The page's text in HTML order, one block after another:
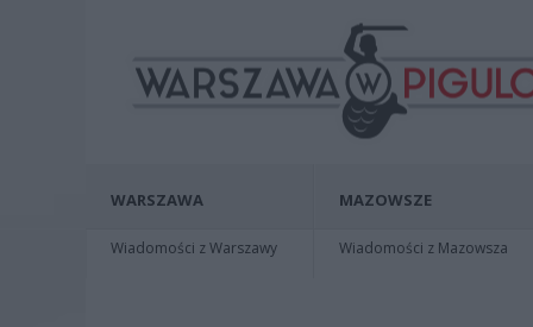
WARSZAWA
Wiadomości z Warszawy
MAZOWSZE
Wiadomości z Mazowsza